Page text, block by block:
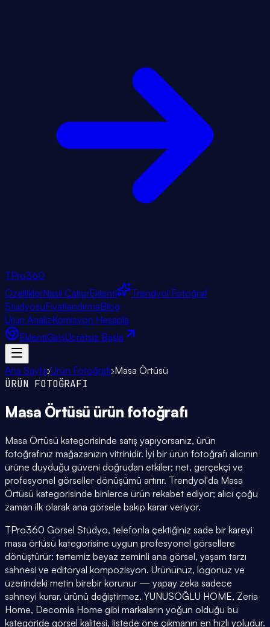
TPro360
ÖzelliklerNasıl ÇalışırEklenti
Trendyol Fotoğraf
StüdyosuFiyatlandırmaBlog
Ürün AnalizKomisyon Hesapla
EklentiGirişÜcretsiz Başla
Ana Sayfa›Ürün Fotoğrafı›Masa Örtüsü
ÜRÜN FOTOĞRAFI
Masa Örtüsü ürün fotoğrafı
Masa Örtüsü kategorisinde satış yapıyorsanız, ürün
fotoğrafınız mağazanızın vitrinidir. İyi bir ürün fotoğrafı alıcının
ürüne duyduğu güveni doğrudan etkiler; net, gerçekçi ve
profesyonel görseller dönüşümü artırır. Trendyol'da Masa
Örtüsü kategorisinde binlerce ürün rekabet ediyor; alıcı çoğu
zaman ilk olarak ana görsele bakıp karar veriyor.
TPro360 Görsel Stüdyo, telefonla çektiğiniz sade bir kareyi
masa örtüsü kategorisine uygun profesyonel görsellere
dönüştürür: tertemiz beyaz zeminli ana görsel, yaşam tarzı
sahnesi ve editöryal kompozisyon. Ürününüz, logonuz ve
üzerindeki metin birebir korunur — yapay zeka sadece
sahneyi kurar, ürünü değiştirmez. YUNUSOĞLU HOME, Zeria
Home, Decomia Home gibi markaların yoğun olduğu bu
kategoride görsel kalitesi, listede öne çıkmanın en hızlı yoludur.